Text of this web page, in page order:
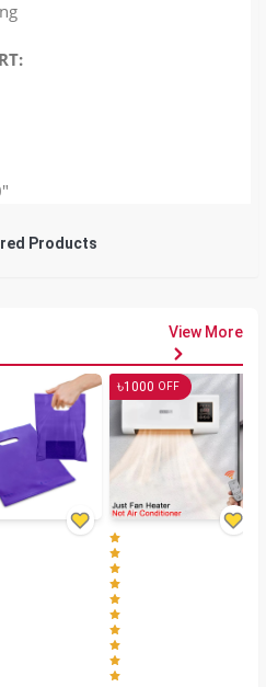
Products
View More
৳1000 OFF